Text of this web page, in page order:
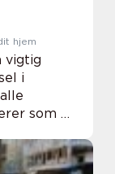
hjem
vigtig
i
som de